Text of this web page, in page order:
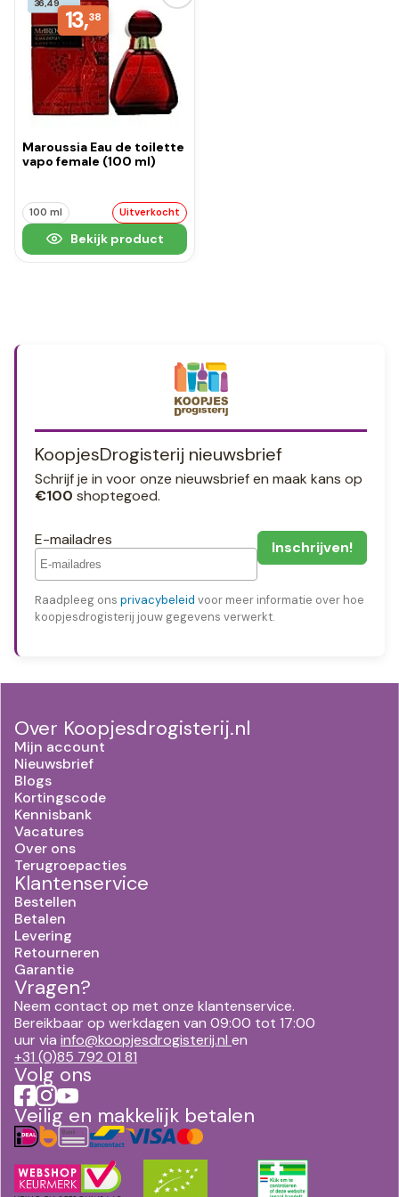
13,38
Maroussia Eau de toilette
vapo female (100 ml)
100 ml Uitverkocht
Bekijk product
KoopjesDrogisterij nieuwsbrief
Schrijf je in voor onze nieuwsbrief en maak kans op
€100 shoptegoed.
E-mailadres
Raadpleeg ons privacybeleid voor meer informatie over hoe
koopjesdrogisterij jouw gegevens verwerkt.
Over Koopjesdrogisterij.nl
Mijn account
Nieuwsbrief
Blogs
Kortingscode
Kennisbank
Vacatures
Over ons
Terugroepacties
Klantenservice
Bestellen
Betalen
Levering
Retourneren
Garantie
Vragen?
Neem contact op met onze klantenservice.
Bereikbaar op werkdagen van 09:00 tot 17:00
uur via info@koopjesdrogisterij.nl en
+31 (0)85 792 01 81
Volg ons
Veilig en makkelijk betalen